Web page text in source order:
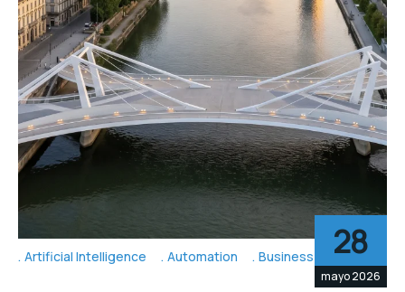
Artificial Intelligence Automation Business Topic's
28
mayo 2026